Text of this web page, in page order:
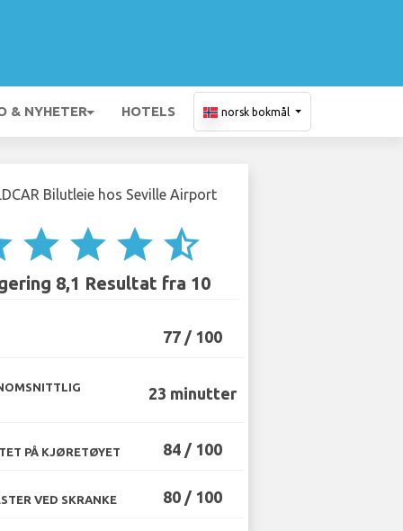
& NYHETER HOTELS norsk bokmål
star star star star_half
8,1 Resultat fra 10
77 / 100
23 minutter
PÅ KJØRETØYET 84 / 100
VED SKRANKE 80 / 100